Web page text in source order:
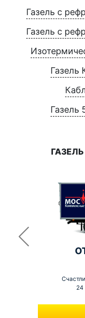
Газель с
Газель с
Газель
Газель
24